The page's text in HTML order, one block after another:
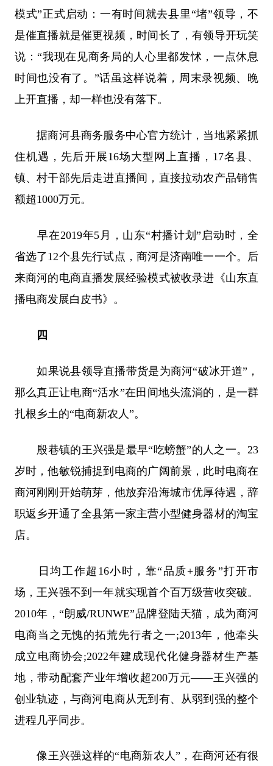
模式”正式启动：一有时间就去县里“堵”领导，不
是催直播就是催更视频，时间长了，有领导开玩笑
说：“我现在见商务局的人心里都发怵，一点休息
时间也没有了。”话虽这样说着，周末录视频、晚
上开直播，却一样也没有落下。
据商河县商务服务中心官方统计，当地紧紧抓
住机遇，先后开展16场大型网上直播，17名县、
镇、村干部先后走进直播间，直接拉动农产品销售
额超1000万元。
早在2019年5月，山东“村播计划”启动时，全
省选了12个县先行试点，商河是济南唯一一个。后
来商河的电商直播发展经验模式被收录进《山东直
播电商发展白皮书》。
四
如果说县领导直播带货是为商河“破冰开道”，
那么真正让电商“活水”在田间地头流淌的，是一群
扎根乡土的“电商新农人”。
殷巷镇的王兴强是最早“吃螃蟹”的人之一。23
岁时，他敏锐捕捉到电商的广阔前景，此时电商在
商河刚刚开始萌芽，他放弃沿海城市优厚待遇，辞
职返乡开通了全县第一家主营小型健身器材的淘宝
店。
日均工作超16小时，靠“品质+服务”打开市
场，王兴强不到一年就实现首个百万级营收突破。
2010年，“朗威/RUNWE”品牌登陆天猫，成为商河
电商当之无愧的拓荒先行者之一;2013年，他牵头
成立电商协会;2022年建成现代化健身器材生产基
地，带动配套产业年增收超200万元——王兴强的
创业轨迹，与商河电商从无到有、从弱到强的整个
进程几乎同步。
像王兴强这样的“电商新农人”，在商河还有很